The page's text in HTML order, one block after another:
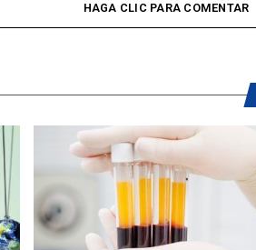
HAGA CLIC PARA COMENTAR